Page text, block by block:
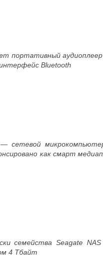
портативный
Bluetooth
сетевой
как смарт
семейства Seagate
4 Тбайт